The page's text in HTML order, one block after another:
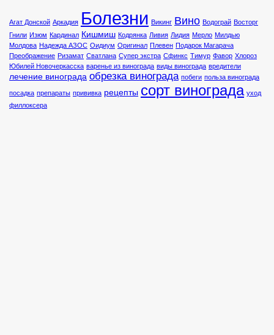
Агат Донской Аркадия Болезни Викинг Вино Водограй Восторг
Гнили Изюм Кардинал Кишмиш Кодрянка Ливия Лидия Мерло Милдью
Молдова Надежда АЗОС Оидиум Оригинал Плевен Подарок Магарача
Преображение Ризамат Сватлана Супер экстра Сфинкс Тимур Фавор Хлороз
Юбилей Новочеркасска варенье из винограда виды винограда вредители
лечение винограда обрезка винограда побеги польза винограда
посадка препараты прививка рецепты сорт винограда уход
филлоксера